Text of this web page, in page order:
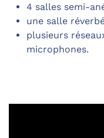
4 salles semi-
une salle
plusieurs
microphones.